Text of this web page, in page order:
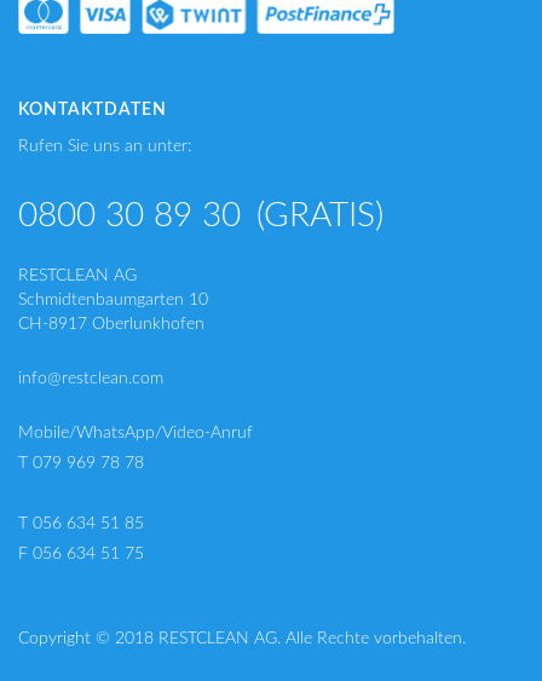
KONTAKTDATEN
Rufen Sie uns an unter:
0800 30 89 30 (GRATIS)
RESTCLEAN AG
Schmidtenbaumgarten 10
CH-8917 Oberlunkhofen
info@restclean.com
Mobile/WhatsApp/Video-Anruf
T 079 969 78 78
T 056 634 51 85
F 056 634 51 75
Copyright © 2018 RESTCLEAN AG. Alle Rechte vorbehalten.